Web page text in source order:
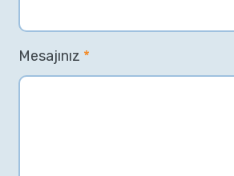
Mesajınız *